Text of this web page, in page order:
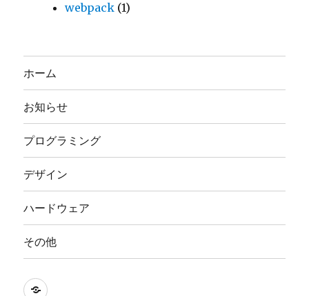
webpack (1)
ホーム
お知らせ
プログラミング
デザイン
ハードウェア
その他
nasbi